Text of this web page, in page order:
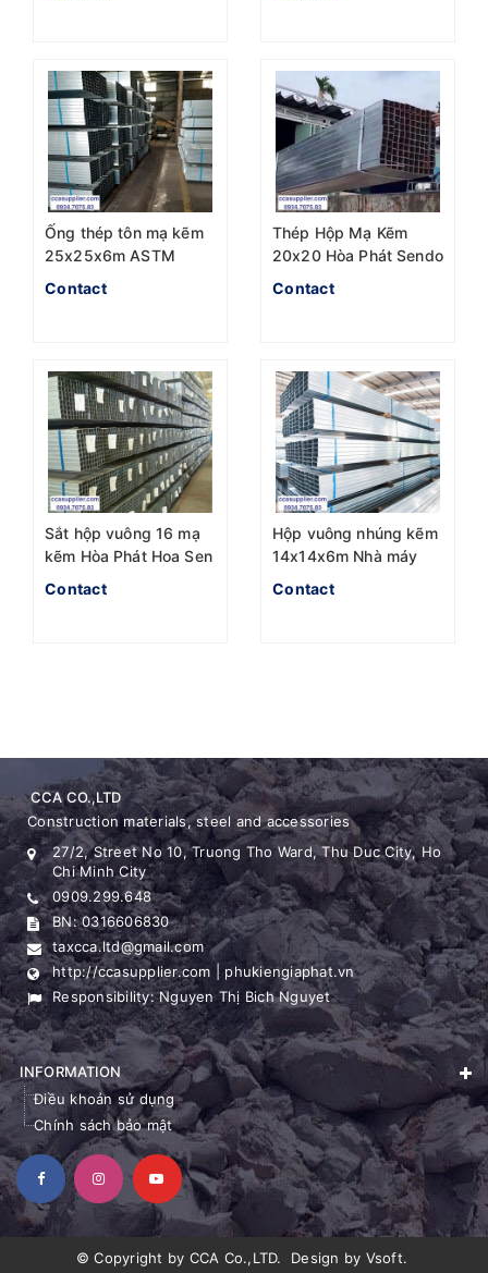
Ống thép tôn mạ kẽm
25x25x6m ASTM
A500
Contact
Thép Hộp Mạ Kẽm
20x20 Hòa Phát Sendo
Contact
Sắt hộp vuông 16 mạ
kẽm Hòa Phát Hoa Sen
Contact
Hộp vuông nhúng kẽm
14x14x6m Nhà máy
Hòa Phát
Contact
CCA CO.,LTD
Construction materials, steel and accessories
27/2, Street No 10, Truong Tho Ward, Thu Duc City, Ho
Chi Minh City
0909.299.648
BN: 0316606830
taxcca.ltd@gmail.com
http://ccasupplier.com | phukiengiaphat.vn
Responsibility: Nguyen Thị Bich Nguyet
INFORMATION
Điều khoản sử dụng
Chính sách bảo mật
© Copyright by CCA Co.,LTD. Design by Vsoft.